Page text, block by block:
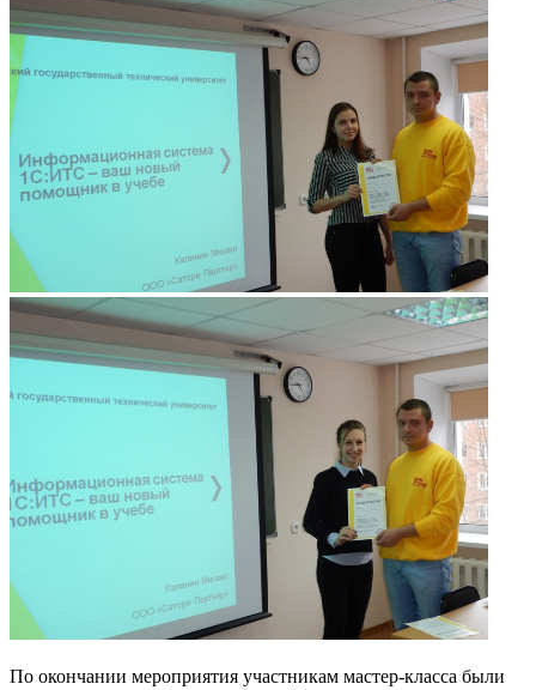
По окончании мероприятия участникам мастер-класса были